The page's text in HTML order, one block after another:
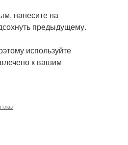
нанесите на
предыдущему.
используйте
к вашим